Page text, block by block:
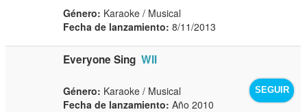
Género: Karaoke / Musical
Fecha de lanzamiento: 8/11/2013
Everyone Sing WII
SEGUIR
Género: Karaoke / Musical
Fecha de lanzamiento: Año 2010